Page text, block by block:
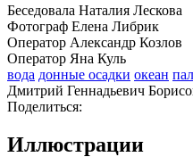
Беседовала Наталия Лескова
Фотограф Елена Либрик
Оператор Александр Козлов
Оператор Яна Куль
вода донные осадки океан
Дмитрий Геннадьевич
Поделиться:
Иллюстрации